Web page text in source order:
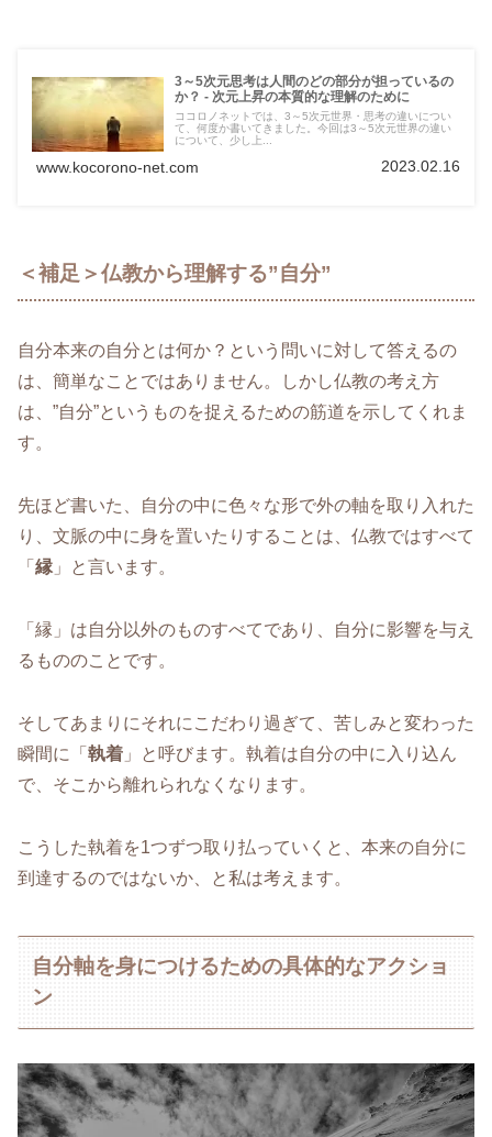
3～5次元思考は人間のどの部分が担っているの
か？ - 次元上昇の本質的な理解のために
ココロノネットでは、3～5次元世界・思考の違いについ
て、何度か書いてきました。今回は3～5次元世界の違い
について、少し上...
www.kocorono-net.com 2023.02.16
＜補足＞仏教から理解する”自分”
自分本来の自分とは何か？という問いに対して答えるの
は、簡単なことではありません。しかし仏教の考え方
は、”自分”というものを捉えるための筋道を示してくれま
す。
先ほど書いた、自分の中に色々な形で外の軸を取り入れた
り、文脈の中に身を置いたりすることは、仏教ではすべて
「 縁 」と言います。
「縁」は自分以外のものすべてであり、自分に影響を与え
るもののことです。
そしてあまりにそれにこだわり過ぎて、苦しみと変わった
瞬間に「 執着 」と呼びます。執着は自分の中に入り込ん
で、そこから離れられなくなります。
こうした執着を1つずつ取り払っていくと、本来の自分に
到達するのではないか、と私は考えます。
自分軸を身につけるための具体的なアクショ
ン